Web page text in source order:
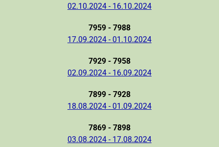
02.10.2024 - 16.10.2024
7959 - 7988
17.09.2024 - 01.10.2024
7929 - 7958
02.09.2024 - 16.09.2024
7899 - 7928
18.08.2024 - 01.09.2024
7869 - 7898
03.08.2024 - 17.08.2024